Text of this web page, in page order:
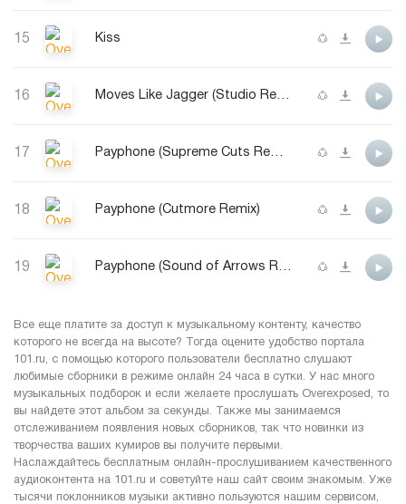
15 Kiss
16 Moves Like Jagger (Studio Recording From The Voice)
17 Payphone (Supreme Cuts Remix)
18 Payphone (Cutmore Remix)
19 Payphone (Sound of Arrows Remix)
Все еще платите за доступ к музыкальному контенту, качество
которого не всегда на высоте? Тогда оцените удобство портала
101.ru, с помощью которого пользователи бесплатно слушают
любимые сборники в режиме онлайн 24 часа в сутки. У нас много
музыкальных подборок и если желаете прослушать Overexposed, то
вы найдете этот альбом за секунды. Также мы занимаемся
отслеживанием появления новых сборников, так что новинки из
творчества ваших кумиров вы получите первыми.
Наслаждайтесь бесплатным онлайн-прослушиванием качественного
аудиоконтента на 101.ru и советуйте наш сайт своим знакомым. Уже
тысячи поклонников музыки активно пользуются нашим сервисом,